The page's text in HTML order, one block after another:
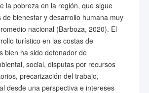
la pobreza en la región, que sigue
de bienestar y desarrollo humana muy
nacional (Barboza, 2020). El
turístico en las costas de
bien ha sido detonador de
social, disputas por recursos
precarización del trabajo,
desde una perspectiva e intereses